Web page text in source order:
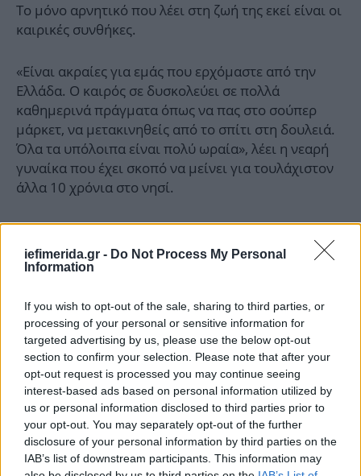
iefimerida.gr - Do Not Process My Personal
Information
If you wish to opt-out of the sale, sharing to third parties, or
processing of your personal or sensitive information for
targeted advertising by us, please use the below opt-out
section to confirm your selection. Please note that after your
opt-out request is processed you may continue seeing
interest-based ads based on personal information utilized by
us or personal information disclosed to third parties prior to
your opt-out. You may separately opt-out of the further
disclosure of your personal information by third parties on the
IAB’s list of downstream participants. This information may
Το μόνο αρνητικό που λέει στη ζωή της εκεί είναι οι
καιρικές συνθήκες.
«Είναι ακραίες για εμάς που ερχόμαστε από την
Ελλάδα. Ο καιρός σε δυσκολεύει σε πολλά
καθημερινά πράγματα όπως να πας στο σούπερ
μάρκετ, να μετακινηθείς από το σπίτι στη δουλειά.
Όλα τα υπόλοιπα είναι πολύ ωραία», λέει η νεαρή
γυναίκα που έχει σκοπό να μείνει για τουλάχιστον
άλλα 10 χρόνια στο νησί.